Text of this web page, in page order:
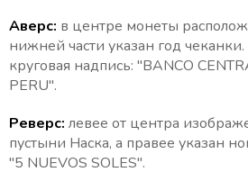
Аверс: в центре монеты
нижней части указан год
круговая надпись: "BANCO
PERU".
Реверс: левее от центра
пустыни Наска, а правее указан
"5 NUEVOS SOLES".